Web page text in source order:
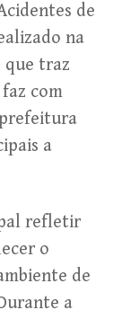
de
na
que traz
com
a
refletir
o
de
a